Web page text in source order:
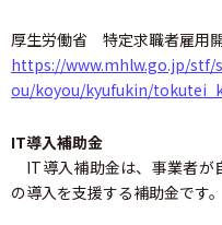
厚生労働省 特定求職者雇用
https://www.mhlw.go.jp/stf/
ou/koyou/kyufukin/
IT導入補助金
IT導入補助金は、事業者が
の導入を支援する補助金です。